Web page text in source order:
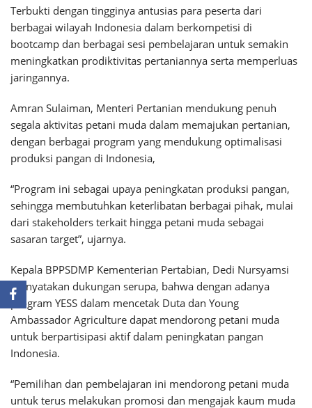
Terbukti dengan tingginya antusias para peserta dari
berbagai wilayah Indonesia dalam berkompetisi di
bootcamp dan berbagai sesi pembelajaran untuk semakin
meningkatkan prodiktivitas pertaniannya serta memperluas
jaringannya.
Amran Sulaiman, Menteri Pertanian mendukung penuh
segala aktivitas petani muda dalam memajukan pertanian,
dengan berbagai program yang mendukung optimalisasi
produksi pangan di Indonesia,
“Program ini sebagai upaya peningkatan produksi pangan,
sehingga membutuhkan keterlibatan berbagai pihak, mulai
dari stakeholders terkait hingga petani muda sebagai
sasaran target”, ujarnya.
Kepala BPPSDMP Kementerian Pertabian, Dedi Nursyamsi
menyatakan dukungan serupa, bahwa dengan adanya
program YESS dalam mencetak Duta dan Young
Ambassador Agriculture dapat mendorong petani muda
untuk berpartisipasi aktif dalam peningkatan pangan
Indonesia.
“Pemilihan dan pembelajaran ini mendorong petani muda
untuk terus melakukan promosi dan mengajak kaum muda